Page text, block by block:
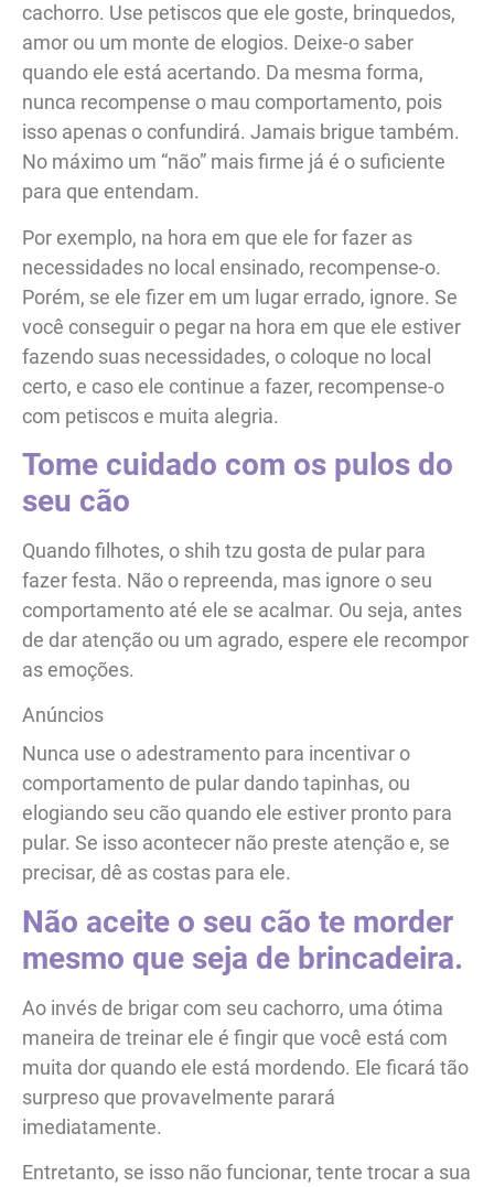
cachorro. Use petiscos que ele goste, brinquedos,
amor ou um monte de elogios. Deixe-o saber
quando ele está acertando. Da mesma forma,
nunca recompense o mau comportamento, pois
isso apenas o confundirá. Jamais brigue também.
No máximo um “não” mais firme já é o suficiente
para que entendam.
Por exemplo, na hora em que ele for fazer as
necessidades no local ensinado, recompense-o.
Porém, se ele fizer em um lugar errado, ignore. Se
você conseguir o pegar na hora em que ele estiver
fazendo suas necessidades, o coloque no local
certo, e caso ele continue a fazer, recompense-o
com petiscos e muita alegria.
Tome cuidado com os pulos do
seu cão
Quando filhotes, o shih tzu gosta de pular para
fazer festa. Não o repreenda, mas ignore o seu
comportamento até ele se acalmar. Ou seja, antes
de dar atenção ou um agrado, espere ele recompor
as emoções.
Anúncios
Nunca use o adestramento para incentivar o
comportamento de pular dando tapinhas, ou
elogiando seu cão quando ele estiver pronto para
pular. Se isso acontecer não preste atenção e, se
precisar, dê as costas para ele.
Não aceite o seu cão te morder
mesmo que seja de brincadeira.
Ao invés de brigar com seu cachorro, uma ótima
maneira de treinar ele é fingir que você está com
muita dor quando ele está mordendo. Ele ficará tão
surpreso que provavelmente parará
imediatamente.
Entretanto, se isso não funcionar, tente trocar a sua